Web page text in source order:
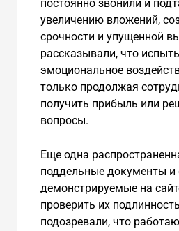
постоянно звонили и
увеличению вложений,
срочности и упущенной
рассказывали, что
эмоциональное
только продолжая
получить прибыль или
вопросы.
Еще одна
поддельные документы и
демонстрируемые на
проверить их
подозревали, что